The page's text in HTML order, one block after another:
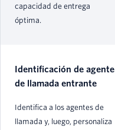
capacidad de entrega
óptima.
Identificación de agente
de llamada entrante
Identifica a los agentes de
llamada y, luego, personaliza